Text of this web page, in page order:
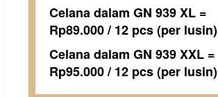
Celana dalam GN 939 XL =
Rp89.000 / 12 pcs (per lusin)
Celana dalam GN 939 XXL =
Rp95.000 / 12 pcs (per lusin)